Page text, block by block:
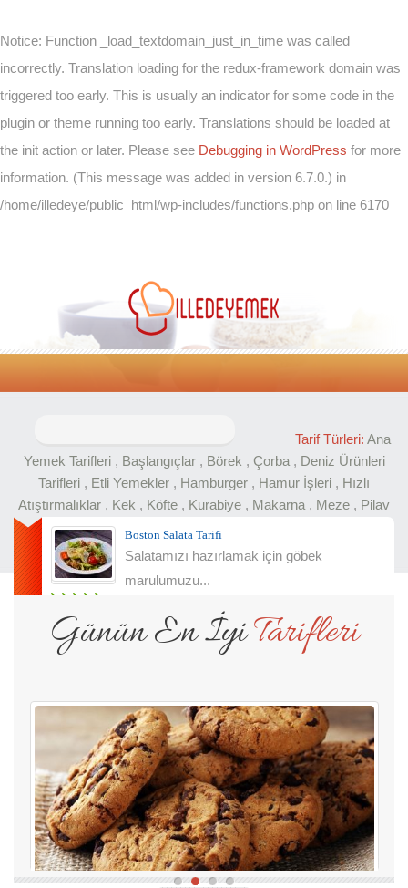
Notice: Function _load_textdomain_just_in_time was called
incorrectly. Translation loading for the redux-framework domain was
triggered too early. This is usually an indicator for some code in the
plugin or theme running too early. Translations should be loaded at
the init action or later. Please see Debugging in WordPress for more
information. (This message was added in version 6.7.0.) in
/home/illedeye/public_html/wp-includes/functions.php on line 6170
Tarif Türleri: Ana
Yemek Tarifleri, Başlangıçlar, Börek , Çorba, Deniz Ürünleri
Tarifleri , Etli Yemekler , Hamburger , Hamur İşleri , Hızlı
Atıştırmalıklar , Kek , Köfte , Kurabiye , Makarna , Meze , Pilav
En Çok Oylananlar Boston Salata Tarifi
Salatamızı hazırlamak için göbek
marulumuzu...
Günün En İyiTarifleri